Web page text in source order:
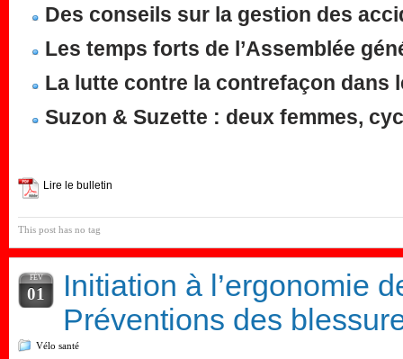
Des conseils sur la gestion des
Les temps forts de l’Assemblée
La lutte contre la contrefaçon dans
Suzon & Suzette : deux femmes,
Lire le bulletin
This post has no tag
FÉV
01
Initiation à l’ergonomie
Préventions des
Vélo santé